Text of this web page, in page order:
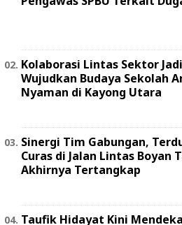
Kolaborasi Lintas Sektor
Wujudkan Budaya Sekolah
Nyaman di Kayong Utara
Sinergi Tim Gabungan,
Curas di Jalan Lintas Boyan
Akhirnya Tertangkap
Taufik Hidayat Kini